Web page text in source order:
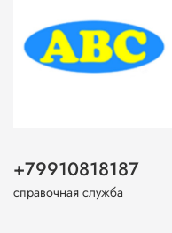
+79910818187
справочная служба